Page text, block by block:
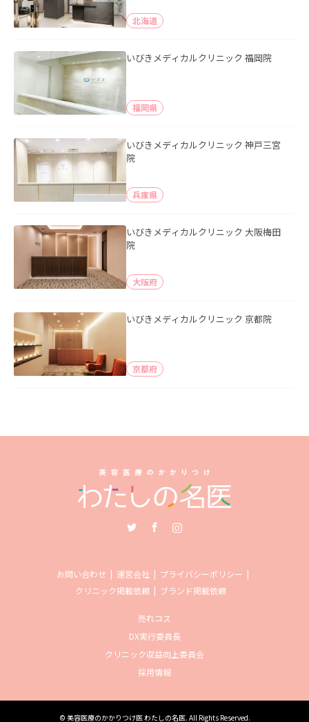
北海道
いびきメディカルクリニック 福岡院
福岡県
いびきメディカルクリニック 神戸三宮
院
兵庫県
いびきメディカルクリニック 大阪梅田
院
大阪府
いびきメディカルクリニック 京都院
京都府
お問い合わせ 運営会社
プライバシーポリシー
クリニック掲載依頼
ブランド掲載依頼
売れコス
DX実行委員長
クリニック収益向上委員会
採用情報
© 美容医療のかかりつけ医 わたしの名医. All Rights Reserved.